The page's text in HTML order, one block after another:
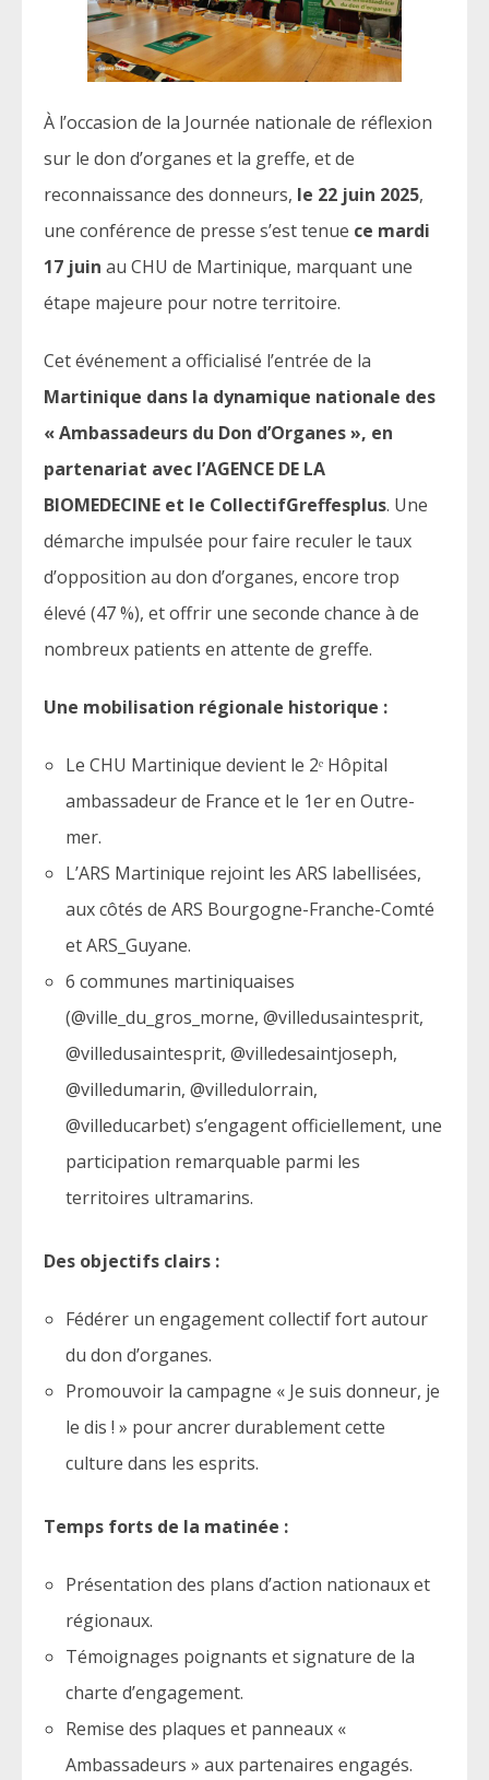
À l’occasion de la Journée nationale de réflexion
sur le don d’organes et la greffe, et de
reconnaissance des donneurs, le 22 juin 2025,
une conférence de presse s’est tenue ce mardi
17 juin au CHU de Martinique, marquant une
étape majeure pour notre territoire.
Cet événement a officialisé l’entrée de la
Martinique dans la dynamique nationale des
« Ambassadeurs du Don d’Organes », en
partenariat avec l’AGENCE DE LA
BIOMEDECINE et le CollectifGreffesplus. Une
démarche impulsée pour faire reculer le taux
d’opposition au don d’organes, encore trop
élevé (47 %), et offrir une seconde chance à de
nombreux patients en attente de greffe.
Une mobilisation régionale historique :
Le CHU Martinique devient le 2ᵉ Hôpital
ambassadeur de France et le 1er en Outre-
mer.
L’ARS Martinique rejoint les ARS labellisées,
aux côtés de ARS Bourgogne-Franche-Comté
et ARS_Guyane.
6 communes martiniquaises
(@ville_du_gros_morne, @villedusaintesprit,
@villedusaintesprit, @villedesaintjoseph,
@villedumarin, @villedulorrain,
@villeducarbet) s’engagent officiellement, une
participation remarquable parmi les
territoires ultramarins.
Des objectifs clairs :
Fédérer un engagement collectif fort autour
du don d’organes.
Promouvoir la campagne « Je suis donneur, je
le dis ! » pour ancrer durablement cette
culture dans les esprits.
Temps forts de la matinée :
Présentation des plans d’action nationaux et
régionaux.
Témoignages poignants et signature de la
charte d’engagement.
Remise des plaques et panneaux «
Ambassadeurs » aux partenaires engagés.